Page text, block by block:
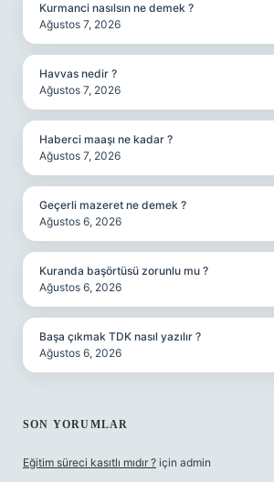
Kurmanci nasılsın ne demek ?
Ağustos 7, 2026
Havvas nedir ?
Ağustos 7, 2026
Haberci maaşı ne kadar ?
Ağustos 7, 2026
Geçerli mazeret ne demek ?
Ağustos 6, 2026
Kuranda başörtüsü zorunlu mu ?
Ağustos 6, 2026
Başa çıkmak TDK nasıl yazılır ?
Ağustos 6, 2026
SON YORUMLAR
Eğitim süreci kasıtlı mıdır ? için admin